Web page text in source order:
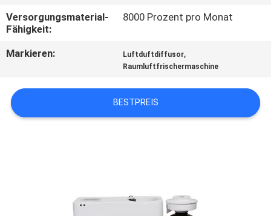
TRETEN
MIT
IN
VERBINDUNG
FORDERN
Versorgungsmaterial-
Fähigkeit:
8000 Prozent pro Monat
Markieren: Luftduftdiffusor,
Raumluftfrischermaschine
BESTPREIS